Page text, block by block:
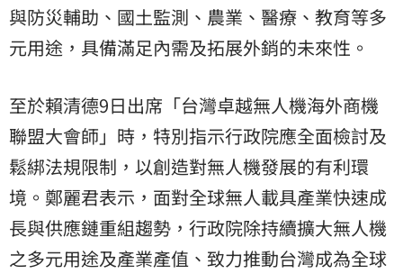
與防災輔助、國土監測、農業、醫療、教育等多
元用途，具備滿足內需及拓展外銷的未來性。
至於賴清德9日出席「台灣卓越無人機海外商機
聯盟大會師」時，特別指示行政院應全面檢討及
鬆綁法規限制，以創造對無人機發展的有利環
境。鄭麗君表示，面對全球無人載具產業快速成
長與供應鏈重組趨勢，行政院除持續擴大無人機
之多元用途及產業產值、致力推動台灣成為全球